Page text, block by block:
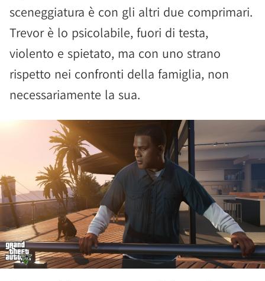
sceneggiatura è con gli altri due comprimari.
Trevor è lo psicolabile, fuori di testa,
violento e spietato, ma con uno strano
rispetto nei confronti della famiglia, non
necessariamente la sua.